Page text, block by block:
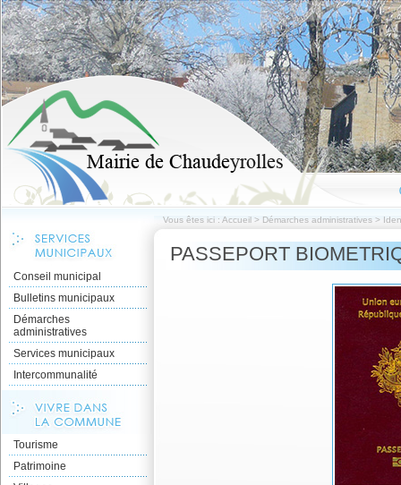
Vous êtes ici : Accueil > Démarches administratives >
Conseil municipal
Bulletins municipaux
Démarches
administratives
Services municipaux
Intercommunalité
Tourisme
Patrimoine
PASSEPORT